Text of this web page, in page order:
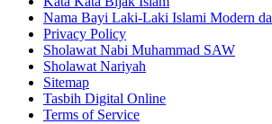
Nama Bayi Laki-Laki Islami Modern
Privacy Policy
Sholawat Nabi Muhammad SAW
Sholawat Nariyah
Sitemap
Tasbih Digital Online
Terms of Service